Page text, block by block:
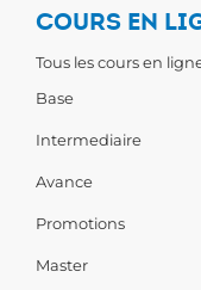
COURS EN
Tous les cours en
Base
Intermediaire
Avance
Promotions
Master